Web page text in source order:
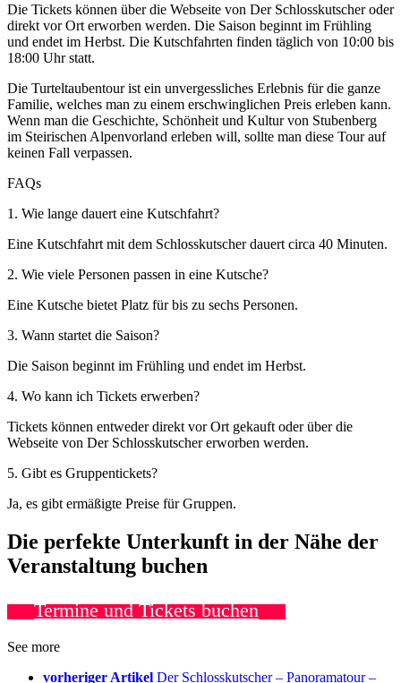
Die Tickets können über die Webseite von Der Schlosskutscher oder
direkt vor Ort erworben werden. Die Saison beginnt im Frühling
und endet im Herbst. Die Kutschfahrten finden täglich von 10:00 bis
18:00 Uhr statt.
Die Turteltaubentour ist ein unvergessliches Erlebnis für die ganze
Familie, welches man zu einem erschwinglichen Preis erleben kann.
Wenn man die Geschichte, Schönheit und Kultur von Stubenberg
im Steirischen Alpenvorland erleben will, sollte man diese Tour auf
keinen Fall verpassen.
FAQs
1. Wie lange dauert eine Kutschfahrt?
Eine Kutschfahrt mit dem Schlosskutscher dauert circa 40 Minuten.
2. Wie viele Personen passen in eine Kutsche?
Eine Kutsche bietet Platz für bis zu sechs Personen.
3. Wann startet die Saison?
Die Saison beginnt im Frühling und endet im Herbst.
4. Wo kann ich Tickets erwerben?
Tickets können entweder direkt vor Ort gekauft oder über die
Webseite von Der Schlosskutscher erworben werden.
5. Gibt es Gruppentickets?
Ja, es gibt ermäßigte Preise für Gruppen.
Die perfekte Unterkunft in der Nähe der
Veranstaltung buchen
Termine und Tickets buchen
See more
vorheriger Artikel Der Schlosskutscher – Panoramatour –